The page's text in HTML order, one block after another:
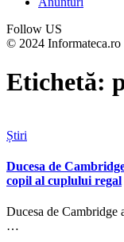
Follow US
© 2024 Informateca.ro
Etichetă:
Știri
Ducesa de
copil al cuplului regal
Ducesa de
…